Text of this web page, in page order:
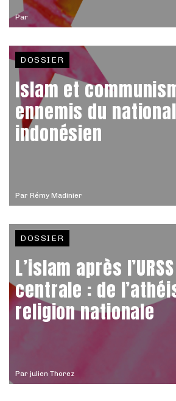
Par
Par Rémy Madinier
DOSSIER
Islam et
ennemis du
indonésien
Par julien Thorez
DOSSIER
L’islam après
centrale : de
religion nationale